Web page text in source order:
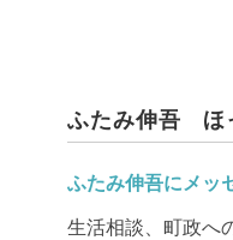
ふたみ伸吾 ほ
ふたみ伸吾にメッ
生活相談、町政へ